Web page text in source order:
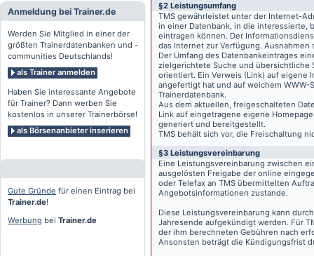
Anmeldung bei Trainer.de
Werden Sie Mitglied in einer der
größten Trainerdatenbanken und -
communities Deutschlands!
als Trainer anmelden
Haben Sie interessante Angebote
für Trainer? Dann werben Sie
kostenlos in unserer Trainerbörse!
als Börsenanbieter inserieren
Gute Gründe für einen Eintrag bei
Trainer.de!
Werbung bei Trainer.de
§2 Leistungsumfang
TMS gewährleistet unter der Internet-
in einer Datenbank, in die interessierte,
eintragen können. Der
das Internet zur Verfügung.
Der Umfang des Datenbankeintrages
zielgerichtete Suche und übersichtliche
orientiert. Ein Verweis (Link) auf eigene
angefertigt hat und auf welchem
Trainerdatenbank.
Aus dem aktuellen, freigeschalteten
Link auf eingetragene eigene
generiert und bereitgestellt.
TMS behält sich vor, die Freischaltung
§3 Leistungsvereinbarung
Eine Leistungsvereinbarung zwischen
ausgelösten Freigabe der online
oder Telefax an TMS übermittelten
Angebotsinformationen zustande.
Diese Leistungsvereinbarung kann
Jahresende aufgekündigt werden. Für
der ihm berechneten Gebühren nach
Ansonsten beträgt die Kündigungsfrist